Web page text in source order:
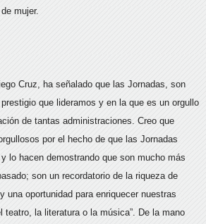
mujer.
Cruz, ha señalado que las Jornadas, son
que lideramos y en la que es un orgullo
de tantas administraciones. Creo que
por el hecho de que las Jornadas
lo hacen demostrando que son mucho más
son un recordatorio de la riqueza de
una oportunidad para enriquecer nuestras
teatro, la literatura o la música”. De la mano